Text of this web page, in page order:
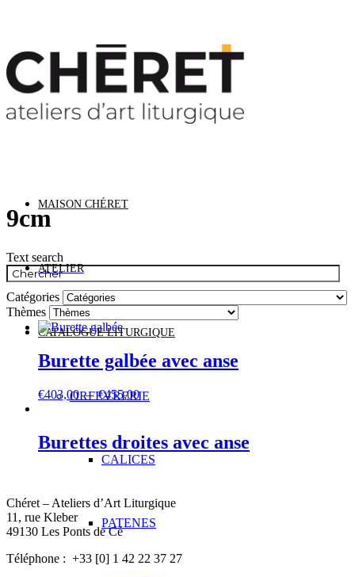
MAISON CHÉRET
ATELIER
CATALOGUE LITURGIQUE
ORFEVRERIE
CALICES
PATENES
9cm
Text search
Catégories
Thèmes
Burette galbée avec anse
€403,00 – €455,00Plage
€403,00
à
€455,00
Burettes droites avec anse
Chéret – Ateliers d’Art Liturgique
11, rue Kleber
49130 Les Ponts de Cé
Téléphone : +33 [0] 1 42 22 37 27